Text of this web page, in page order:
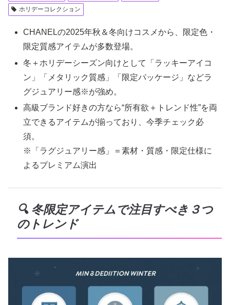
ホリデーコレクション
CHANELの2025年秋＆冬向けコスメから、限定色・
限定質感アイテムが多数登場。
冬＋ホリデーシーズン向けとして「ラッキーアイコ
ン」「メタリック質感」「限定パッケージ」などラ
グジュアリー感※が強め。
高級ブランド好きの方なら“所有欲＋トレンド性”を両
立できるアイテムが揃っており、今季チェック必
須。
※「ラグジュアリー感」＝素材・質感・限定仕様に
よるプレミアム演出
🔍 冬限定アイテムで注目すべき３つ
のトレンド